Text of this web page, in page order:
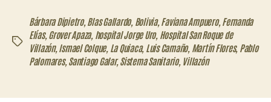
Etiquetas
Bárbara Dipietro, Blas Gallardo, Bolivia, Faviana Ampuero, Fernanda
Elías, Grover Apaza, hospital Jorge Uro, Hospital San Roque de
Villazón, Ismael Colque, La Quiaca, Luis Camaño, Martín Flores, Pablo
Palomares, Santiago Galar,Sistema Sanitario, Villazón